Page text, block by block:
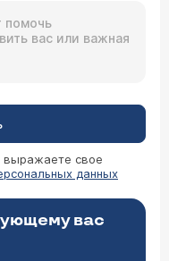
выражаете свое
данных
вас